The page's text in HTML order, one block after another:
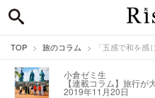
TOP 旅のコラム 「五感で和を感じる
小倉ゼミ生
【連載コラム】旅行が
2019年11月20日